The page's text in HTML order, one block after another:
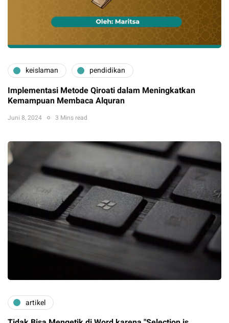
keislaman pendidikan
Implementasi Metode Qiroati dalam Meningkatkan
Kemampuan Membaca Alquran
Juni 8, 2024 3 Mins read
artikel